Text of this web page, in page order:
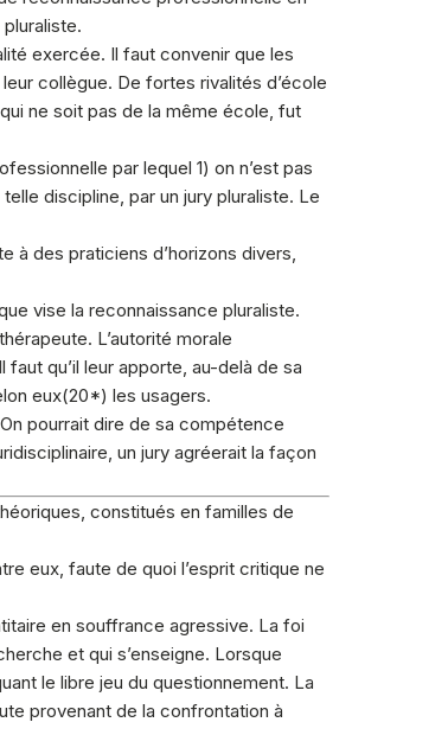
exercée. Il faut convenir que les
collègue. De fortes rivalités d’école
ne soit pas de la même école, fut
par lequel 1) on n’est pas
discipline, par un jury pluraliste. Le
à des praticiens d’horizons divers,
vise la reconnaissance pluraliste.
L’autorité morale
qu’il leur apporte, au-delà de sa
eux(20*) les usagers.
pourrait dire de sa compétence
un jury agréerait la façon
constitués en familles de
eux, faute de quoi l’esprit critique ne
en souffrance agressive. La foi
et qui s’enseigne. Lorsque
le libre jeu du questionnement. La
provenant de la confrontation à